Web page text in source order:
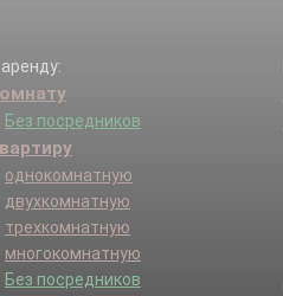
Без посредников
однокомнатную
двухкомнатную
трехкомнатную
многокомнатную
Без посредников